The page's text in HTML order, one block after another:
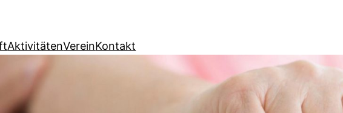
AktivitätenVereinKontakt